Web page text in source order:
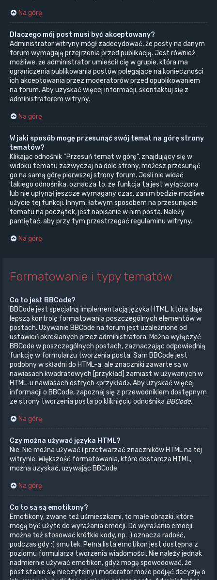
Na górę
Dlaczego mój post musi być akceptowany?
Administrator witryny mógł zadecydować, że posty na danym
forum wymagają przejrzenia przed publikacją. Jest również
możliwe, że administrator umieścił cię w grupie, która ma
ograniczenia publikowania postów polegające na konieczności
ich akceptowania przez moderatorów przed opublikowaniem
na forum. Aby uzyskać więcej informacji, skontaktuj się z
administratorem witryny.
Na górę
W jaki sposób mogę przesunąć swój temat na górę strony
tematów?
Klikając odnośnik “Przesuń temat w górę”, znajdujący się w
widoku tematu zazwyczaj na dole strony, możesz przesunąć
go na samą górę pierwszej strony forum. Jeśli nie widać
takiego odnośnika, oznacza to, że funkcja ta jest wyłączona
lub nie upłynął jeszcze wymagany czas, zanim będzie możliwe
użycie tej funkcji. Innym, łatwym sposobem na przesunięcie
tematu na początek, jest napisanie w nim posta. Należy
pamiętać, aby przy tym przestrzegać regulaminu witryny.
Na górę
Formatowanie i typy tematów
Co to jest BBCode?
BBCode jest specjalną implementacją języka HTML, która daje
lepszą kontrolę formatowania poszczególnych elementów w
postach. Używanie BBCode na forum jest uzależnione od
ustawień określanych przez administratora. Można wyłączyć
BBCode w poszczególnych postach, zaznaczając odpowiednią
funkcję w formularzu tworzenia posta. Sam BBCode jest
podobny w składni do HTML-a, ale znaczniki zawarte są w
nawiasach kwadratowych [przykład] zamiast w używanych w
HTML-u nawiasach ostrych <przykład>. Aby uzyskać więcej
informacji o BBCode, zapoznaj się z przewodnikiem dostępnym
ze strony tworzenia posta po kliknięciu odnośnika BBCode.
Na górę
Czy można używać języka HTML?
Nie. Nie można używać i przetwarzać znaczników HTML na tej
witrynie. Większość formatowania, które dostarcza HTML,
można uzyskać, używając BBCode.
Na górę
Co to są są emotikony?
Emotikony, zwane też uśmieszkami, to małe obrazki, które
mogą być użyte do wyrażania emocji. Do wyrażania emocji
można też stosować krótkie kody, np. :) oznacza radość,
podczas gdy :( smutek. Pełna lista emotikon jest dostępna z
poziomu formularza tworzenia wiadomości. Nie należy jednak
nadmiernie używać emotikon, gdyż mogą spowodować, że
post stanie się nieczytelny i moderator może podjąć decyzję o